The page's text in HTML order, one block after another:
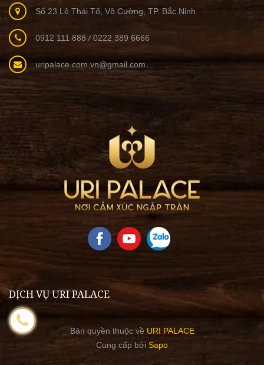
Số 23 Lê Thái Tổ, Võ Cường, TP. Bắc Ninh
0912 111 888/0222 389 6666
uripalace.com.vn@gmail.com
DỊCH VỤ URI PALACE
Bản quyền thuộc về URI PALACE
Cung cấp bởi Sapo